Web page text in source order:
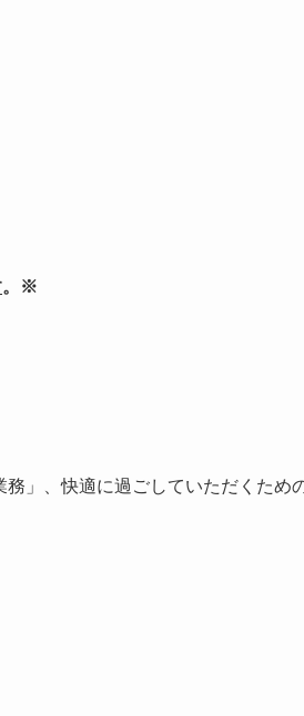
。※
」、快適に過ごしていただくため